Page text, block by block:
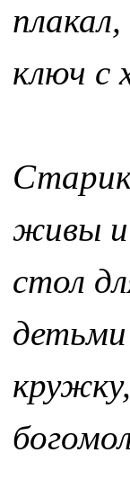
ключ с
живы и
стол
детьми